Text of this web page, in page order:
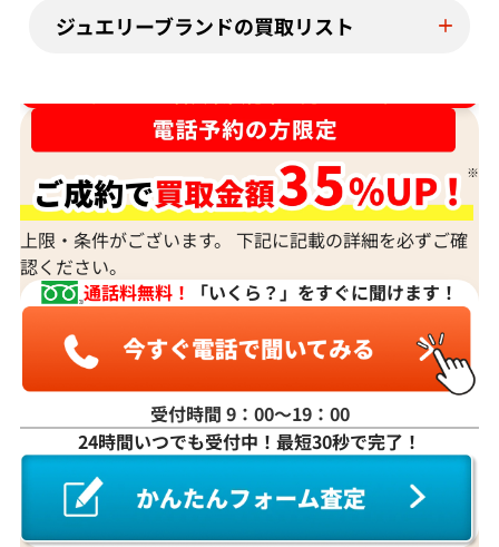
参考買取価格
2023年6月11日時点
参考買取価格
2022年11月10
ジュエリーブランドの買取リスト
上限・条件がございます。 下記に記載の詳細を必ずご確
認ください。
通話料無料！
「いくら？」をすぐに聞けます！
受付時間 9：00〜19：00
24時間いつでも受付中！最短30秒で完了！